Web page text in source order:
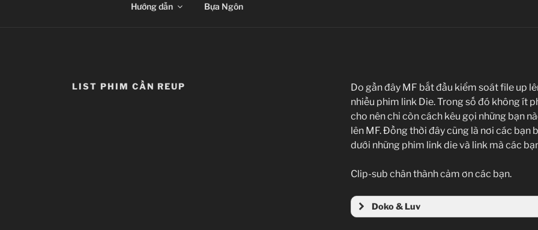
Hướng dẫn Bựa Ngôn
LIST PHIM CẦN REUP
Do gần đây MF bắt đầu kiểm soát file up
nhiều phim link Die. Trong số đó không ít
cho nên chỉ còn cách kêu gọi những bạn
lên MF. Đồng thời đây cũng là nơi các bạn
dưới những phim link die và link mà các
Clip-sub chân thành cảm ơn các bạn.
Doko & Luv